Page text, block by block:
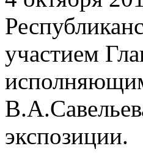
участием
экспозиции.